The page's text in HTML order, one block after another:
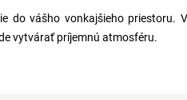
do vášho vonkajšieho priestoru.
vytvárať príjemnú atmosféru.